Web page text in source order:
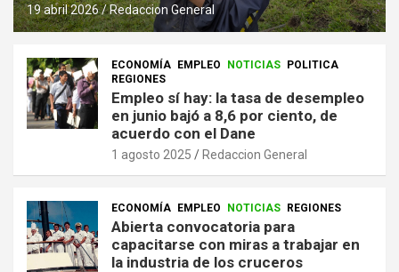
19 abril 2026 Redaccion General
ECONOMÍA EMPLEO NOTICIAS
POLITICA
REGIONES
Empleo sí hay: la tasa de desempleo
en junio bajó a 8,6 por ciento, de
acuerdo con el Dane
1 agosto 2025 Redaccion General
ECONOMÍA EMPLEO NOTICIAS REGIONES
Abierta convocatoria para
capacitarse con miras a trabajar en
la industria de los cruceros